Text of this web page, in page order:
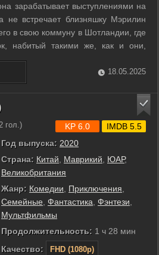
зарабатывает выступлениями на
не встречает близняшку Мэрилин
в свою коммуну в Шотландии, где
набитый такими же, как и они,
личностей, от Чарли
Все эти чудаки готовят большое
18.05.2025
гол.)
Год выпуска: 2020
Страна: Китай, Маврикий, ЮАР,
Великобритания
Жанр: Комедии, Приключения,
Семейные, Фантастика, Фэнтези,
Мультфильмы
Продолжительность: 1 ч 28 мин
Качество:
FHD (1080p)
KP 6.0 IMDB 5.5